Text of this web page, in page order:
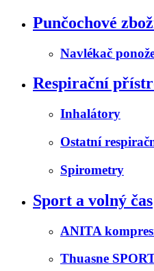
Punčochové
Navlékač
Respirační
Inhalátory
Ostatní
Spirometry
Sport a volný čas
ANITA
Thuasne